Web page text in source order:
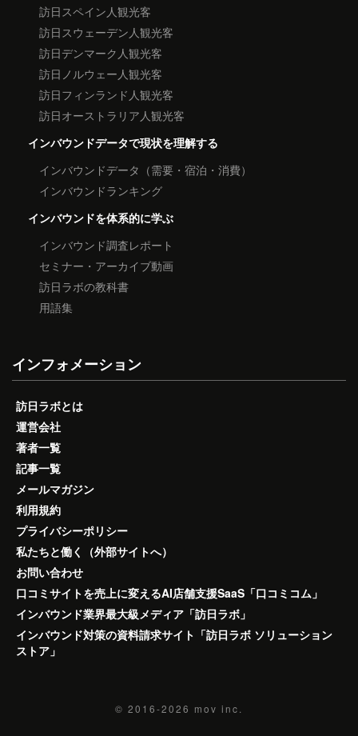
訪日スペイン人観光客
訪日スウェーデン人観光客
訪日デンマーク人観光客
訪日ノルウェー人観光客
訪日フィンランド人観光客
訪日オーストラリア人観光客
インバウンドデータで現状を理解する
インバウンドデータ（需要・宿泊・消費）
インバウンドランキング
インバウンドを体系的に学ぶ
インバウンド調査レポート
セミナー・アーカイブ動画
訪日ラボの教科書
用語集
インフォメーション
訪日ラボとは
運営会社
著者一覧
記事一覧
メールマガジン
利用規約
プライバシーポリシー
私たちと働く（外部サイトへ）
お問い合わせ
口コミサイトを売上に変えるAI店舗支援SaaS「口コミコム」
インバウンド業界最大級メディア「訪日ラボ」
インバウンド対策の資料請求サイト「訪日ラボ ソリューション
ストア」
© 2016-2026 mov inc.